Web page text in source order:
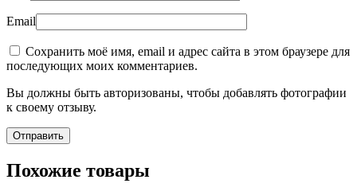
Email
Сохранить моё имя, email и адрес сайта в этом браузере для
последующих моих комментариев.
Вы должны быть авторизованы, чтобы добавлять фотографии
к своему отзыву.
Похожие товары